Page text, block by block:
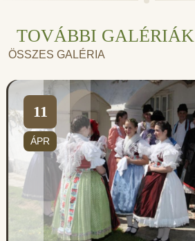
TOVÁBBI GALÉRIÁK
ÖSSZES GALÉRIA
11
ÁPR